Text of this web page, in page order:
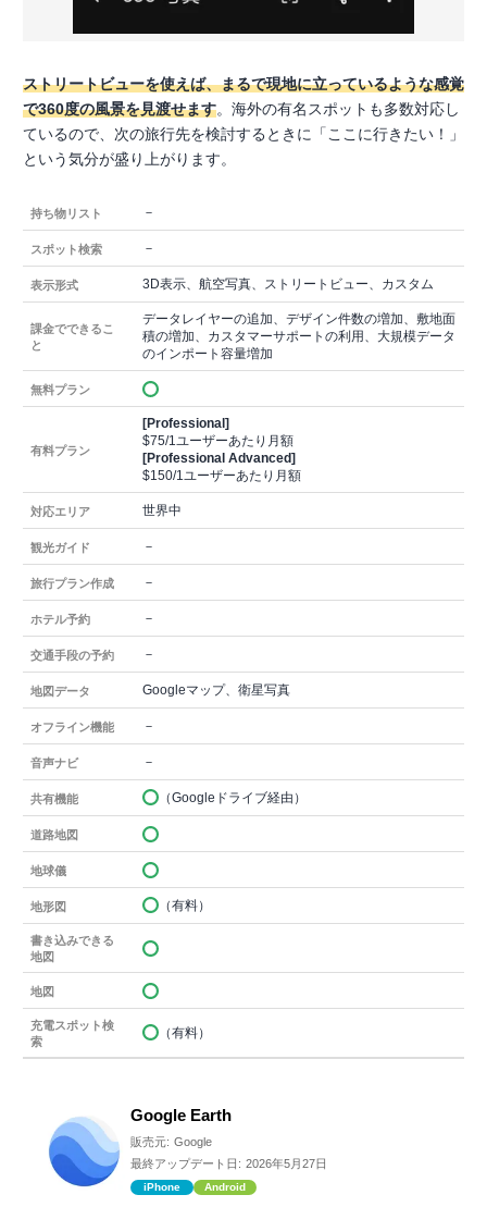
ストリートビューを使えば、まるで現地に立っているような感覚
で360度の風景を見渡せます。海外の有名スポットも多数対応し
ているので、次の旅行先を検討するときに「ここに行きたい！」
という気分が盛り上がります。
持ち物リスト －
スポット検索 －
表示形式 3D表示、航空写真、ストリートビュー、カスタム
課金でできるこ
と
データレイヤーの追加、デザイン件数の増加、敷地面
積の増加、カスタマーサポートの利用、大規模データ
のインポート容量増加
無料プラン
有料プラン
[Professional]
$75/1ユーザーあたり月額
[Professional Advanced]
$150/1ユーザーあたり月額
対応エリア 世界中
観光ガイド －
旅行プラン作成 －
ホテル予約 －
交通手段の予約 －
地図データ Googleマップ、衛星写真
オフライン機能 －
音声ナビ －
共有機能 （Googleドライブ経由）
道路地図
地球儀
地形図 （有料）
書き込みできる
地図
地図
充電スポット検
索
（有料）
Google Earth
販売元: Google
最終アップデート日: 2026年5月27日
iPhone Android